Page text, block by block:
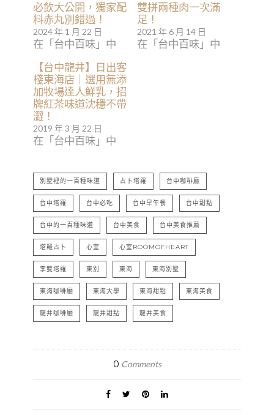
台中塔羅 台中必吃 台中早午餐 台中甜點
台中的一百種味道 台中美食 台中美食推薦
塔羅占卜 心室 心室ROOMOFHEART
李雙塔羅 東別 東海
東海咖啡廳 東海大學
龍井咖啡廳
By 別墅裡的 100 種味道
別墅裡的 100 種味道
2015 年從介紹台中東海別墅的各式店家發
跡，至今已累積 1700 家店訪紀錄。現已從
YOU MIGHT ALSO LIKE